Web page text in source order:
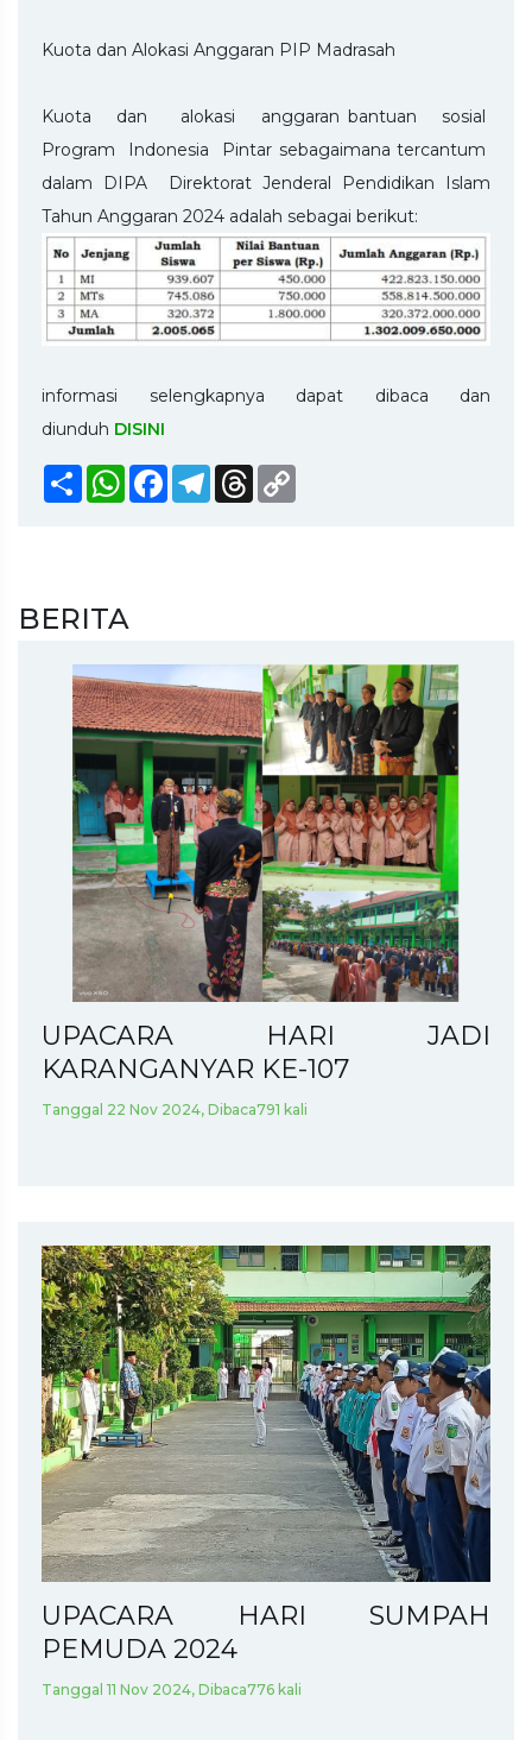
Kuota dan Alokasi Anggaran PIP Madrasah
Kuota dan alokasi anggaran bantuan sosial
Program Indonesia Pintar sebagaimana tercantum
dalam DIPA Direktorat Jenderal Pendidikan Islam
Tahun Anggaran 2024 adalah sebagai berikut:
informasi selengkapnya dapat dibaca dan
diunduh DISINI
ShareWhatsApp
FacebookTelegram
Threads
BERITA
UPACARA HARI JADI
KARANGANYAR KE-107
Tanggal 22 Nov 2024, Dibaca791 kali
UPACARA HARI SUMPAH
PEMUDA 2024
Tanggal 11 Nov 2024, Dibaca776 kali